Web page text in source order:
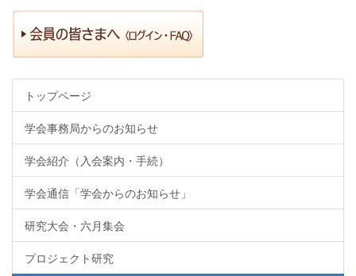
トップページ
学会事務局からのお知らせ
学会紹介（入会案内・手続）
学会通信「学会からのお知らせ」
研究大会・六月集会
プロジェクト研究